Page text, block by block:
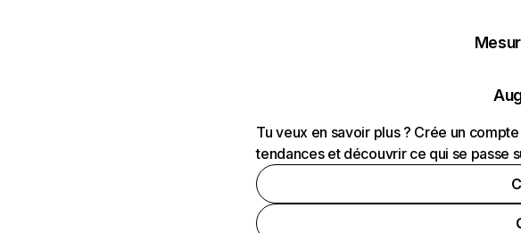
Tu veux en savoir plus ? Crée un
tendances et découvrir ce qui se passe